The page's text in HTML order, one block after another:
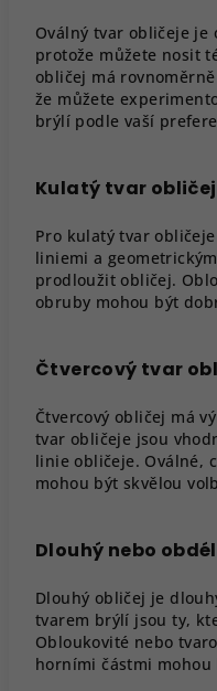
Oválný tvar obličeje je
protože můžete nosit
obličej má
že můžete
brýlí podle vaší
Kulatý tvar
Pro kulatý tvar
liniemi a
prodloužit obličej.
obruby mohou být
Čtvercový tvar
Čtvercový obličej má
tvar obličeje jsou
linie obličeje. Oválné,
mohou být skvělou
Dlouhý nebo
Dlouhý obličej je
tvarem brýlí jsou ty,
Obloukovité nebo
horními částmi mohou